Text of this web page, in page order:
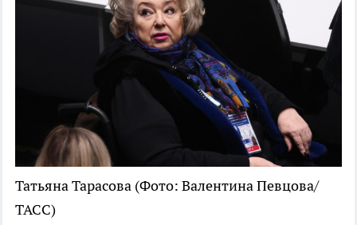
Татьяна Тарасова (Фото: Валентина Певцова/
ТАСС)